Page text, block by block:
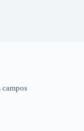
campos